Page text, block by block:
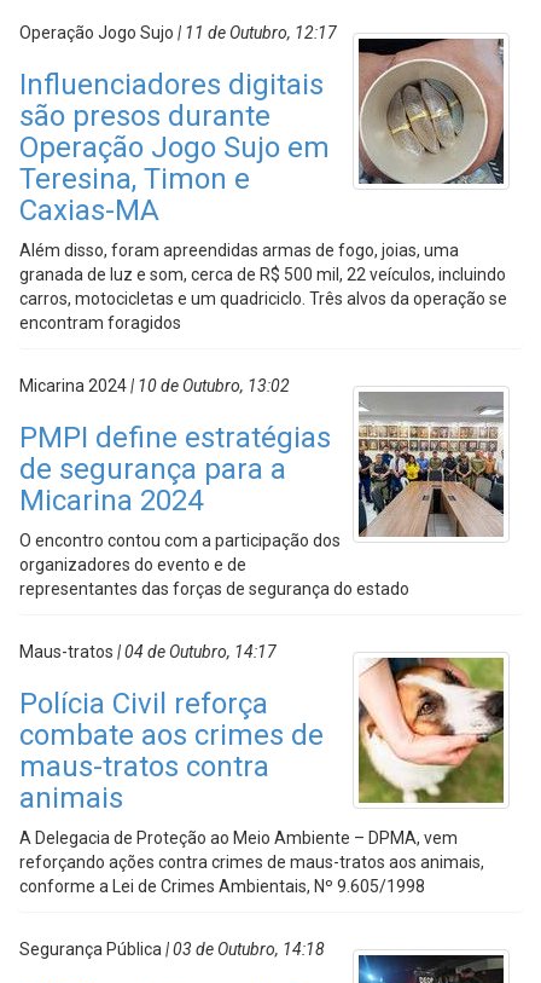
Operação Jogo Sujo | 11 de Outubro, 12:17
Influenciadores digitais
são presos durante
Operação Jogo Sujo em
Teresina, Timon e
Caxias-MA
Além disso, foram apreendidas armas de fogo, joias, uma
granada de luz e som, cerca de R$ 500 mil, 22 veículos, incluindo
carros, motocicletas e um quadriciclo. Três alvos da operação se
encontram foragidos
Micarina 2024| 10 de Outubro, 13:02
PMPI define estratégias
de segurança para a
Micarina 2024
O encontro contou com a participação dos
organizadores do evento e de
representantes das forças de segurança do estado
Maus-tratos | 04 de Outubro, 14:17
Polícia Civil reforça
combate aos crimes de
maus-tratos contra
animais
A Delegacia de Proteção ao Meio Ambiente – DPMA, vem
reforçando ações contra crimes de maus-tratos aos animais,
conforme a Lei de Crimes Ambientais, Nº 9.605/1998
Segurança Pública | 03 de Outubro, 14:18